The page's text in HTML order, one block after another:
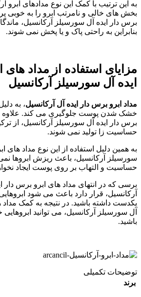
به این ترتیب با کمک این نوع مدادهای ابرو
بخش های خالی و نامرتب ابرو را به خوبی
برس دار ایده آل سورسیلز آرکانسیل،
بنابراین به راحتی پاک و یا پخش نمی شوند.
مزایای استفاده از مداد های
ایده آل سورسیلز آرکانسیل
مداد ابرو برس دار ایده آل آرکانسیل
خشک شدن پوست جلوگیری می کند. علاوه بر
برس دار ایده آل سورسیلز آرکانسیل، از
حساسیت زا تولید نمی شوند.
به همین دلیل استفاده از این نوع مداد های
سورسیلز آرکانسیل، باعث ریزش ابروها
حساسیت و التهاب بر روی پوست ایجاد
برسی که در انتهای مداد های ابرو برس دار
آرکانسیل، قرار دارد باعث می شود
یکدست داشته باشید. در نتیجه به کمک مداد
آل سورسیلز آرکانسیل، می توانید
باشید.
توضیحات تکمیلی
برند